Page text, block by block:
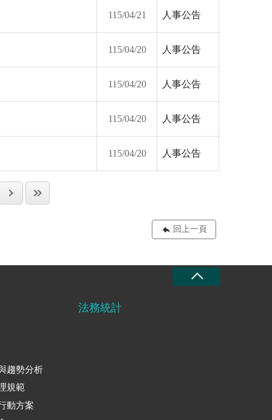
115/04/21 人事公告
115/04/20 人事公告
115/04/20 人事公告
115/04/20 人事公告
115/04/20 人事公告
回上一頁
趨勢分析
規範
動方案
法務統計